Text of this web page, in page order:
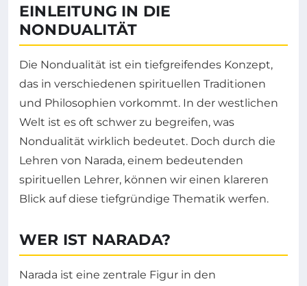
EINLEITUNG IN DIE
NONDUALITÄT
Die Nondualität ist ein tiefgreifendes Konzept,
das in verschiedenen spirituellen Traditionen
und Philosophien vorkommt. In der westlichen
Welt ist es oft schwer zu begreifen, was
Nondualität wirklich bedeutet. Doch durch die
Lehren von Narada, einem bedeutenden
spirituellen Lehrer, können wir einen klareren
Blick auf diese tiefgründige Thematik werfen.
WER IST NARADA?
Narada ist eine zentrale Figur in den